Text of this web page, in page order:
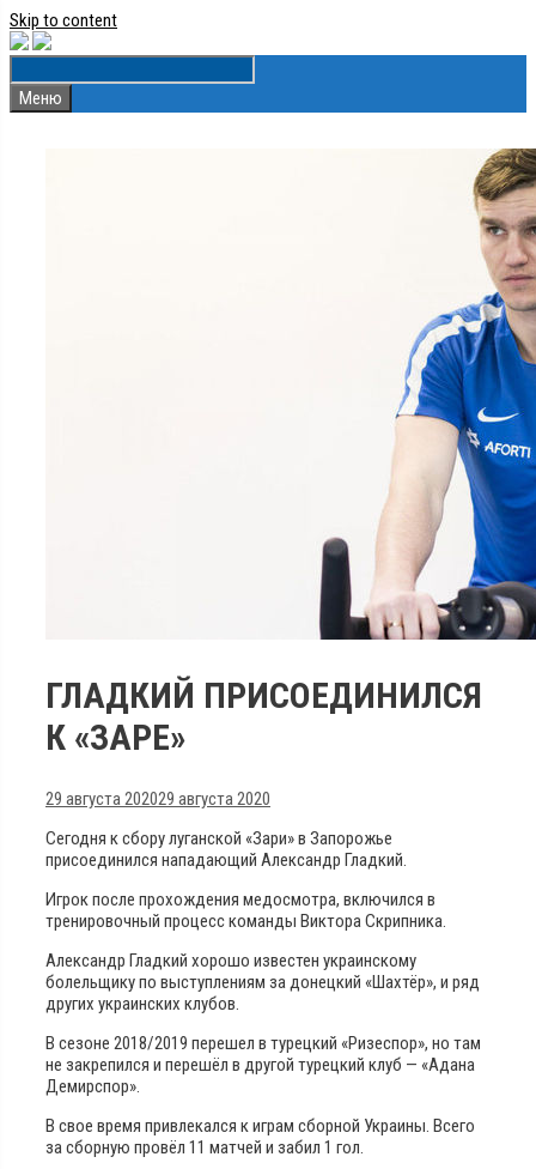
Skip to content
Меню
ГЛАДКИЙ ПРИСОЕДИНИЛСЯ
К «ЗАРЕ»
29 августа 202029 августа 2020
Сегодня к сбору луганской «Зари» в Запорожье
присоединился нападающий Александр Гладкий.
Игрок после прохождения медосмотра, включился в
тренировочный процесс команды Виктора Скрипника.
Александр Гладкий хорошо известен украинскому
болельщику по выступлениям за донецкий «Шахтёр», и ряд
других украинских клубов.
В сезоне 2018/2019 перешел в турецкий «Ризеспор», но там
не закрепился и перешёл в другой турецкий клуб — «Адана
Демирспор».
В свое время привлекался к играм сборной Украины. Всего
за сборную провёл 11 матчей и забил 1 гол.